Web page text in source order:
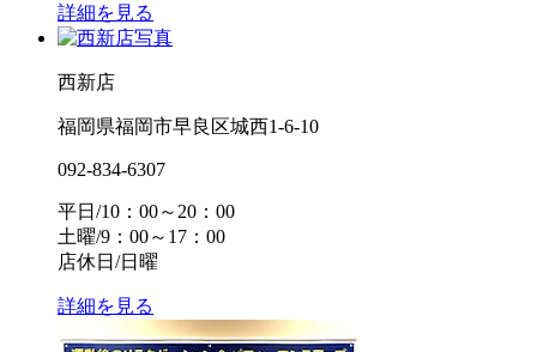
詳細を見る
西新店
福岡県福岡市早良区城西1-6-10
092-834-6307
平日/10：00～20：00
土曜/9：00～17：00
店休日/日曜
詳細を見る